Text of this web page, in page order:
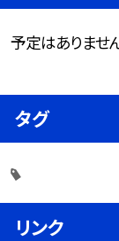
予定はありませ
タグ
リンク